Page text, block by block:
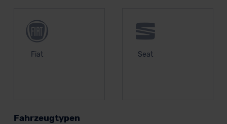
Fiat Seat
Fahrzeugtypen